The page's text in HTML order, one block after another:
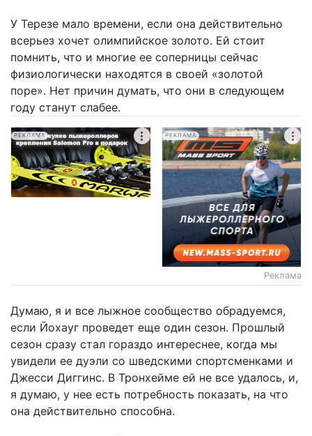
У Терезе мало времени, если она действительно
всерьез хочет олимпийское золото. Ей стоит
помнить, что и многие ее соперницы сейчас
физиологически находятся в своей «золотой
поре». Нет причин думать, что они в следующем
году станут слабее.
РЕКЛАМА РЕКЛАМА
Реклама
Думаю, я и все лыжное сообщество обрадуемся,
если Йохауг проведет еще один сезон. Прошлый
сезон сразу стал гораздо интереснее, когда мы
увидели ее дуэли со шведскими спортсменками и
Джесси Диггинс. В Тронхейме ей не все удалось, и,
я думаю, у нее есть потребность показать, на что
она действительно способна.